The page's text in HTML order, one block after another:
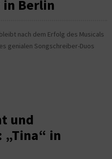
in Berlin
nach dem Erfolg des Musicals
genialen Songschreiber-Duos
und
in